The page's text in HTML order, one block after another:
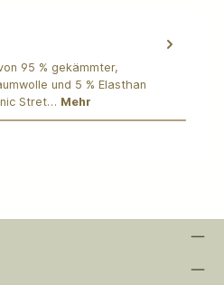
95 % gekämmter,
und 5 % Elasthan
Stret… Mehr